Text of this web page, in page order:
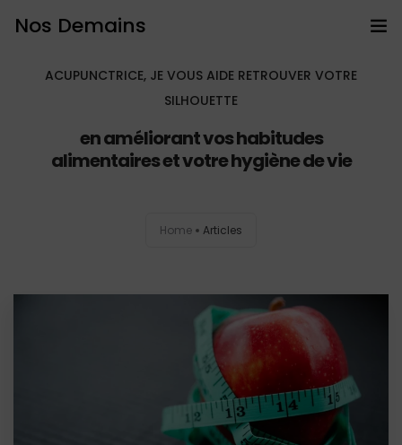
Nos Demains
Accueil
Prestations
Prendre RDV
ACUPUNCTRICE, JE VOUS AIDE RETROUVER VOTRE
SILHOUETTE
en améliorant vos habitudes
alimentaires et votre hygiène de vie
Home Articles